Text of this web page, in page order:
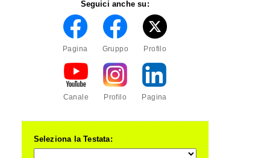
Seguici anche su:
Pagina Gruppo Profilo
Canale Profilo Pagina
Seleziona la Testata: